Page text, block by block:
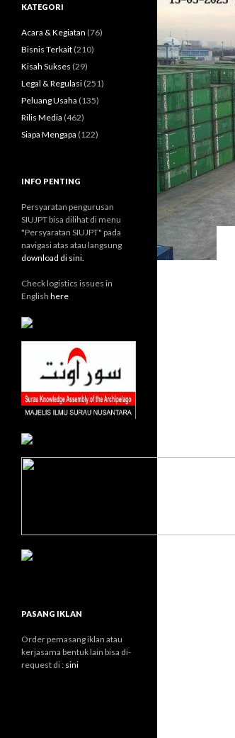
u
t
u
:
KATEGORI
Acara & Kegiatan (76)
Bisnis Terkait (210)
Kisah Sukses (29)
Legal & Regulasi (251)
Peluang Usaha (135)
Rilis Media (462)
Siapa Mengapa (122)
INFO PENTING
Persyaratan pengurusan
SIUJPT bisa dilihat di menu
"Persyaratan SIUJPT" pada
navigasi atas atau langsung
download di sini.
Check logistics issues in
English here
PASANG IKLAN
Order pemasang iklan atau
kerjasama bentuk lain bisa di-
request di : sini